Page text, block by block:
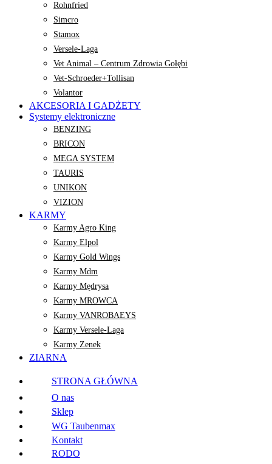
Rohnfried
Simcro
Stamox
Versele-Laga
Vet Animal – Centrum Zdrowia Gołębi
Vet-Schroeder+Tollisan
Volantor
AKCESORIA I GADŻETY
Systemy elektroniczne
BENZING
BRICON
MEGA SYSTEM
TAURIS
UNIKON
VIZION
KARMY
Karmy Agro King
Karmy Elpol
Karmy Gold Wings
Karmy Mdm
Karmy Mędrysa
Karmy MROWCA
Karmy VANROBAEYS
Karmy Versele-Laga
Karmy Zenek
ZIARNA
STRONA GŁÓWNA
O nas
Sklep
WG Taubenmax
Kontakt
RODO